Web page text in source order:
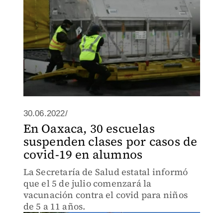
30.06.2022/
En Oaxaca, 30 escuelas
suspenden clases por casos de
covid-19 en alumnos
La Secretaría de Salud estatal informó
que el 5 de julio comenzará la
vacunación contra el covid para niños
de 5 a 11 años.